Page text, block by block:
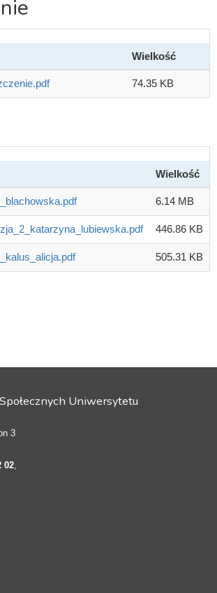
Wielkość
74.35 KB
Wielkość
6.14 MB
446.86 KB
505.31 KB
Uniwersytetu
3
02